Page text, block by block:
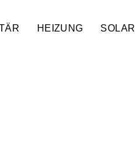
HEIZUNG SOLAR